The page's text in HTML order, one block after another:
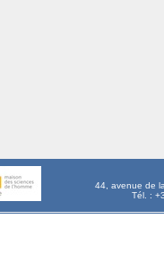
44, avenue de
Tél. :